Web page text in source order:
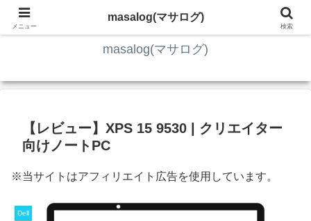
ITの知識4割・ガジェット4割・その他2割 の趣味ブログ
masalog(マサログ)
【レビュー】XPS 15 9530 | クリエイター
向けノートPC
※当サイトはアフィリエイト広告を使用しています。
Dell
メニュー
masalog(マサログ)
検索